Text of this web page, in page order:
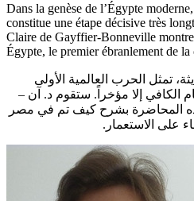
Dans la genèse de l’Égypte
constitue une étape décisive très
Claire de Gayffier-Bonneville
Égypte, le premier ébranlement de la
تمثل الحرب العالمية الأولى
الكافي إلا مؤخراً. ستقوم د. آن –
المحاضرة بشرح كيف تم في مصر
على الاستعمار.